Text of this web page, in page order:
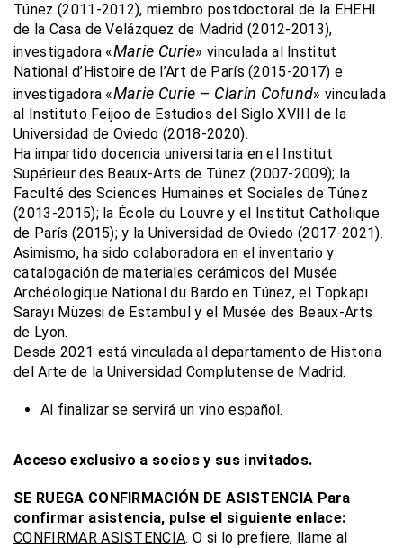
Túnez (2011-2012), miembro postdoctoral de la EHEHI
de la Casa de Velázquez de Madrid (2012-2013),
investigadora «Marie Curie» vinculada al Institut
National d’Histoire de l’Art de París (2015-2017) e
investigadora «Marie Curie – Clarín Cofund» vinculada
al Instituto Feijoo de Estudios del Siglo XVIII de la
Universidad de Oviedo (2018-2020).
Ha impartido docencia universitaria en el Institut
Supérieur des Beaux-Arts de Túnez (2007-2009); la
Faculté des Sciences Humaines et Sociales de Túnez
(2013-2015); la École du Louvre y el Institut Catholique
de París (2015); y la Universidad de Oviedo (2017-2021).
Asimismo, ha sido colaboradora en el inventario y
catalogación de materiales cerámicos del Musée
Archéologique National du Bardo en Túnez, el Topkapı
Sarayı Müzesi de Estambul y el Musée des Beaux-Arts
de Lyon.
Desde 2021 está vinculada al departamento de Historia
del Arte de la Universidad Complutense de Madrid.
Al finalizar se servirá un vino español.
Acceso exclusivo a socios y sus invitados.
SE RUEGA CONFIRMACIÓN DE ASISTENCIA Para
confirmar asistencia, pulse el siguiente enlace:
CONFIRMAR ASISTENCIA. O si lo prefiere, llame al